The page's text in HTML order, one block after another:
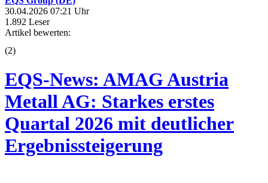
30.04.2026 07:21 Uhr
1.892 Leser
Artikel bewerten:
(2)
EQS-News: AMAG Austria
Metall AG: Starkes erstes
Quartal 2026 mit deutlicher
Ergebnissteigerung